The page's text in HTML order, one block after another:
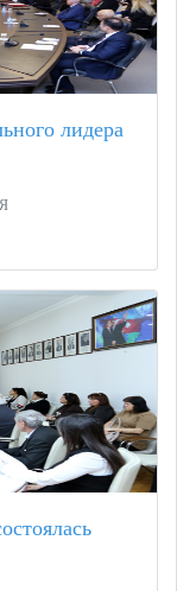
лидера